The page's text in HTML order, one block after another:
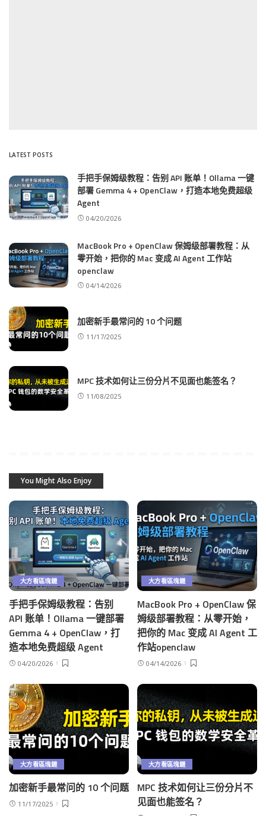
LATEST POSTS
手把手保姆级教程：告别 API 账单！Ollama 一键
部署 Gemma 4 + OpenClaw，打造本地免费超级
Agent
04/20/2026
MacBook Pro + OpenClaw 保姆级部署教程：从
零开始，把你的 Mac 变成 AI Agent 工作站
openclaw
04/14/2026
加密新手最常问的 10 个问题
11/17/2025
MPC 技术如何让三份分片不见面也能签名？
11/08/2025
You Might Also Enjoy
大方看區塊鏈
手把手保姆级教程：告别
API 账单！Ollama 一键部署
Gemma 4 + OpenClaw，打
造本地免费超级 Agent
04/20/2026
大方看區塊鏈
MacBook Pro + OpenClaw 保
姆级部署教程：从零开始，
把你的 Mac 变成 AI Agent 工
作站openclaw
04/14/2026
大方看區塊鏈
加密新手最常问的 10 个问题
11/17/2025
大方看區塊鏈
MPC 技术如何让三份分片不
见面也能签名？